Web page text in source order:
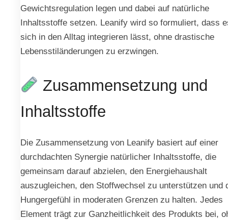
Gewichtsregulation legen und dabei auf natürliche
Inhaltsstoffe setzen. Leanify wird so formuliert, dass
sich in den Alltag integrieren lässt, ohne drastische
Lebensstiländerungen zu erzwingen.
Zusammensetzung und
Inhaltsstoffe
Die Zusammensetzung von Leanify basiert auf einer
durchdachten Synergie natürlicher Inhaltsstoffe, die
gemeinsam darauf abzielen, den Energiehaushalt
auszugleichen, den Stoffwechsel zu unterstützen und
Hungergefühl in moderaten Grenzen zu halten. Jedes
Element trägt zur Ganzheitlichkeit des Produkts bei,